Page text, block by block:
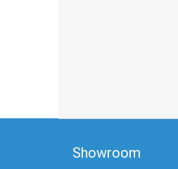
Showroom